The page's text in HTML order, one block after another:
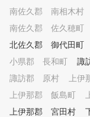
南佐久郡 南相木村
南佐久郡 佐久穂町
北佐久郡 御代田町
小県郡 長和町
諏
諏訪郡 原村
上
上伊那郡 飯島町
上伊那郡 宮田村